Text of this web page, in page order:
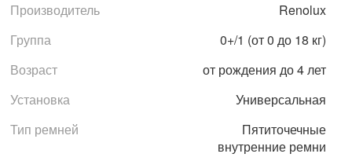
Производитель
Renolux
Группа
0+/1 (от 0 до 18 кг)
Возраст
от рождения до 4 лет
Установка
Универсальная
Тип ремней
Пятиточечные
внутренние ремни